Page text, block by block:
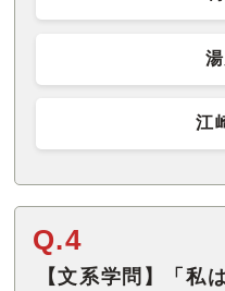
江
Q.4
【文系学問】「私